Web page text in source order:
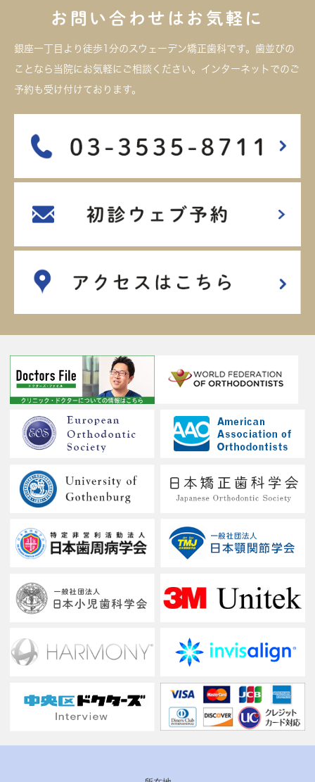
お問い合わせはお気軽に
銀座一丁目より徒歩1分のスウェーデン矯正歯科です。歯並びの
ことなら当院にお気軽にご相談ください。インターネットでのご
予約も受け付けております。